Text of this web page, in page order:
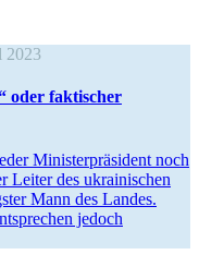
oder fak­ti­scher
Minis­ter­prä­si­dent noch
Leiter des ukrai­ni­schen
Mann des Landes.
jedoch